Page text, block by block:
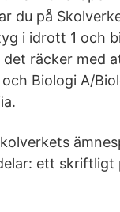
du på
i idrott 1 och
räcker med
och Biologi A/
ett